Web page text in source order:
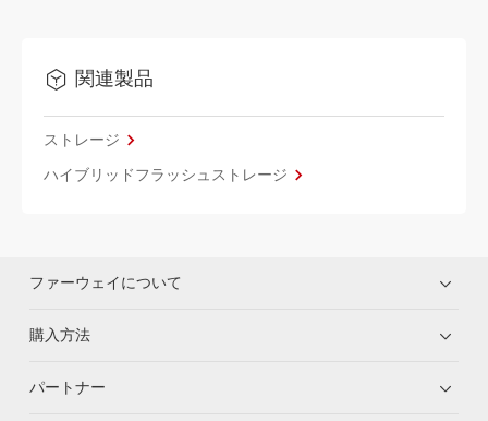
関連製品
ストレージ
ハイブリッドフラッシュストレージ
ファーウェイについて
購入方法
パートナー